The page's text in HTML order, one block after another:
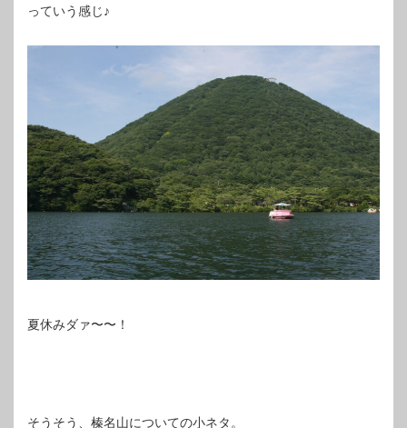
っていう感じ♪
夏休みダァ〜〜！
そうそう、榛名山についての小ネタ。